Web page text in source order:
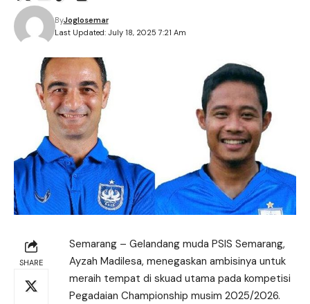
Last Updated: July 18, 2025 7:21 Am
ByJoglosemar
SHARE
Semarang – Gelandang muda PSIS Semarang,
Ayzah Madilesa, menegaskan ambisinya untuk
meraih tempat di skuad utama pada kompetisi
Pegadaian Championship musim 2025/2026.